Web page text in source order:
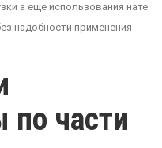
а еще использования нате
надобности применения
по части